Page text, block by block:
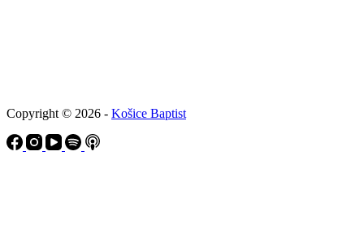
Copyright © 2026 - Košice Baptist